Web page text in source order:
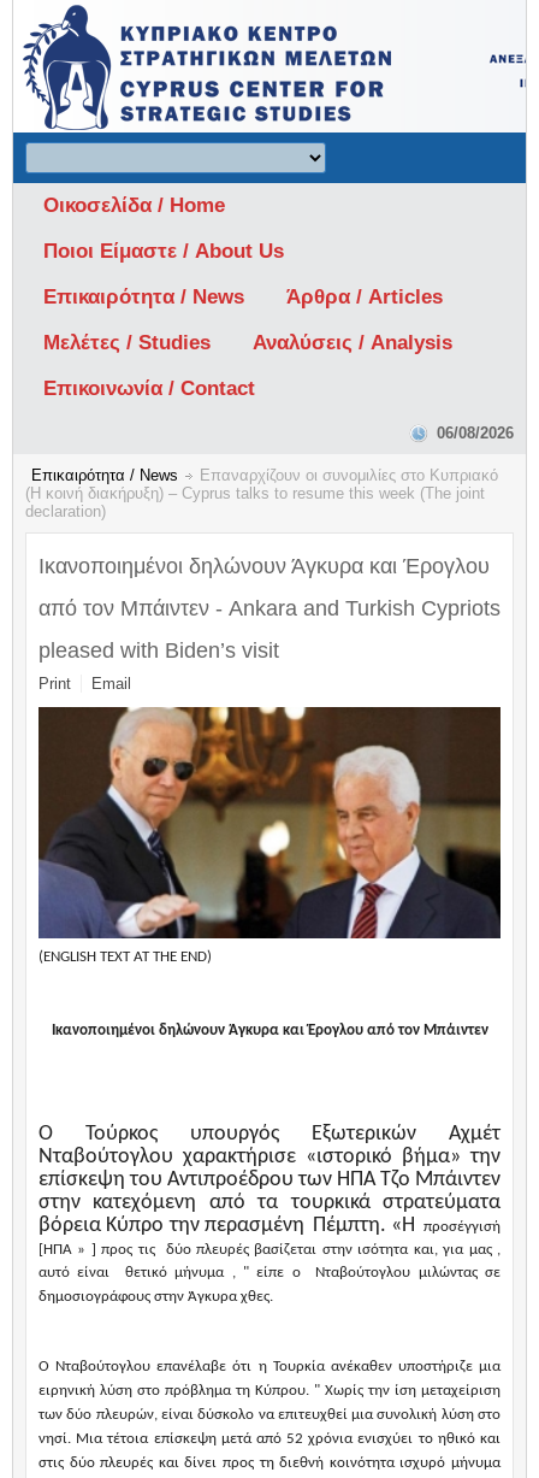
Οικοσελίδα / Home
Ποιοι Είμαστε / About Us
Επικαιρότητα / News
Άρθρα / Articles
Μελέτες / Studies
Αναλύσεις / Analysis
Επικοινωνία / Contact
06/08/2026
Επικαιρότητα / News
Επαναρχίζουν οι συνομιλίες στο Κυπριακό
(H κοινή διακήρυξη) – Cyprus talks to resume this week (The joint
declaration)
Ικανοποιημένοι δηλώνουν Άγκυρα και Έρογλου
από τον Μπάιντεν - Ankara and Turkish Cypriots
pleased with Biden’s visit
Print Email
(ENGLISH TEXT AT THE END)
Ικανοποιημένοι δηλώνουν Άγκυρα και Έρογλου από τον Μπάιντεν
Ο Τούρκος υπουργός Εξωτερικών Αχμέτ
Νταβούτογλου χαρακτήρισε «ιστορικό βήμα» την
επίσκεψη του Αντιπροέδρου των ΗΠΑ Τζο Μπάιντεν
στην κατεχόμενη από τα τουρκικά στρατεύματα
βόρεια Κύπρο την περασμένη Πέμπτη. «H
προσέγγισή
[ΗΠΑ » ] προς τις
δύο πλευρές βασίζεται στην ισότητα και, για μας ,
αυτό είναι
θετικό μήνυμα , " είπε ο
Νταβούτογλου μιλώντας σε
δημοσιογράφους στην Άγκυρα χθες.
Ο Νταβούτογλου επανέλαβε ότι η Τουρκία ανέκαθεν υποστήριζε μια
ειρηνική λύση στο πρόβλημα τη Κύπρου. " Χωρίς την ίση μεταχείριση
των δύο πλευρών, είναι δύσκολο να επιτευχθεί μια συνολική λύση στο
νησί. Μια τέτοια επίσκεψη μετά από 52 χρόνια ενισχύει το ηθικό και
στις δύο πλευρές και δίνει προς τη διεθνή κοινότητα ισχυρό μήνυμα